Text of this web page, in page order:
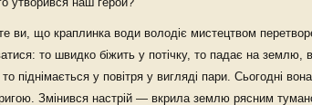
ви, що краплинка води володіє мистецтвом
то швидко біжить у потічку, то падає на
піднімається у повітря у вигляді пари. Сьогодні
Змінився настрій — вкрила землю рясним